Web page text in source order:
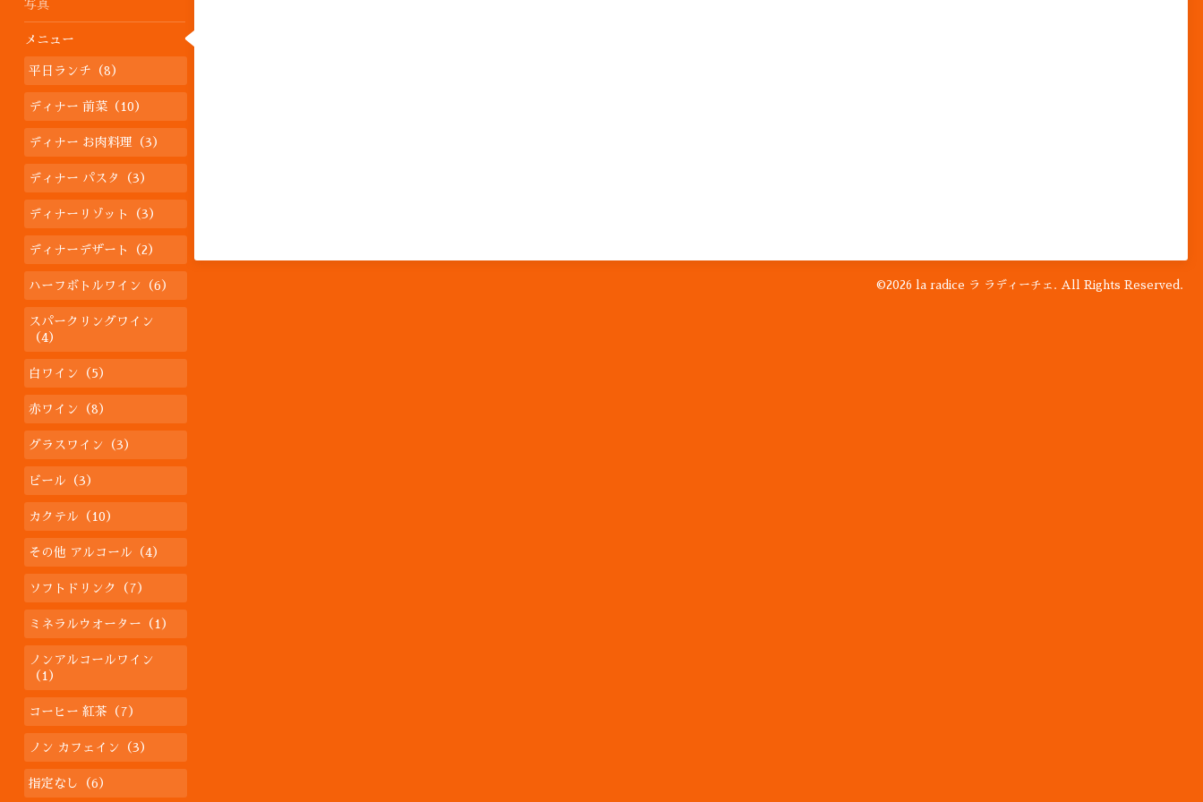
©2026 la radice ラ ラディーチェ . All Rights Reserved.
写真
メニュー
平日ランチ（8）
ディナー 前菜（10）
ディナー お肉料理（3）
ディナー パスタ（3）
ディナーリゾット（3）
ディナーデザート（2）
ハーフボトルワイン（6）
スパークリングワイン
（4）
白ワイン（5）
赤ワイン（8）
グラスワイン（3）
ビール（3）
カクテル（10）
その他 アルコール（4）
ソフトドリンク（7）
ミネラルウオーター（1）
ノンアルコールワイン
（1）
コーヒー 紅茶（7）
ノン カフェイン（3）
指定なし（6）